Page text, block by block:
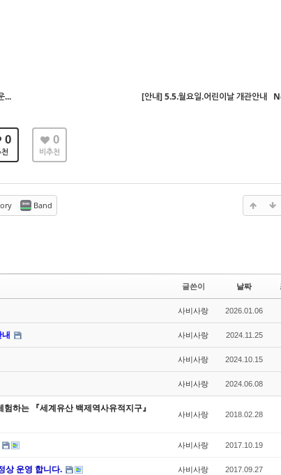
... [안내] 5.5.월요일.어린이날 개관안내
0 0
비추천
Band
글쓴이 날짜
사비사랑 2026.01.06
사비사랑 2024.11.25
사비사랑 2024.10.15
사비사랑 2024.06.08
하는 『세계유산 백제역사유적지구』
사비사랑 2018.02.28
사비사랑 2017.10.19
상 운영 합니다. 사비사랑 2017.09.27